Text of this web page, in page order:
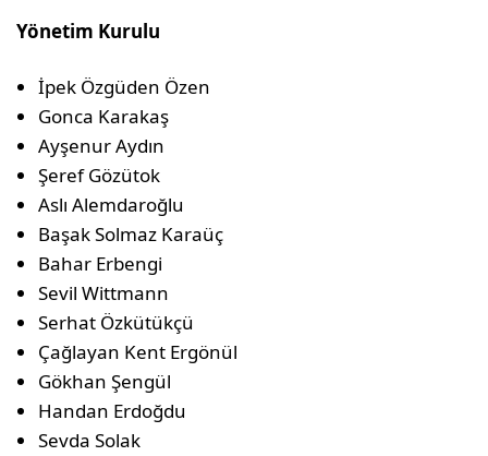
Yönetim Kurulu
İpek Özgüden Özen
Gonca Karakaş
Ayşenur Aydın
Şeref Gözütok
Aslı Alemdaroğlu
Başak Solmaz Karaüç
Bahar Erbengi
Sevil Wittmann
Serhat Özkütükçü
Çağlayan Kent Ergönül
Gökhan Şengül
Handan Erdoğdu
Sevda Solak